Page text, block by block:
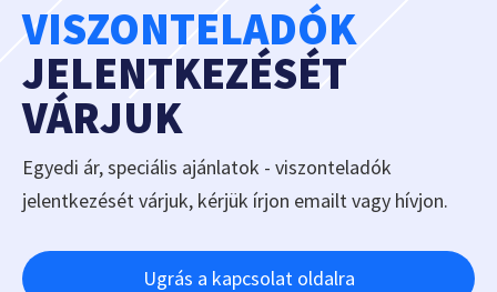
VISZONTELADÓK
JELENTKEZÉSÉT
VÁRJUK
Egyedi ár, speciális ajánlatok - viszonteladók
jelentkezését várjuk, kérjük írjon emailt vagy hívjon.
Ugrás a kapcsolat oldalra